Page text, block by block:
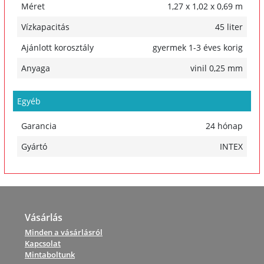
Méret
1,27 x 1,02 x 0,69 m
Vízkapacitás
45 liter
Ajánlott korosztály
gyermek 1-3 éves korig
Anyaga
vinil 0,25 mm
Egyéb
Garancia
24 hónap
Gyártó
INTEX
Vásárlás
Minden a vásárlásról
Kapcsolat
Mintaboltunk